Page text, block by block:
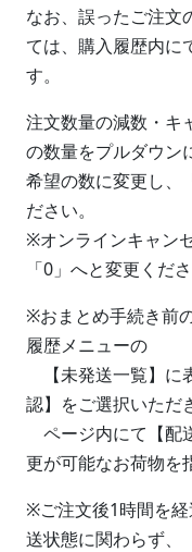
なお、誤ったご注文
ては、購入履歴内に
す。
注文数量の減数・キ
の数量をプルダウン
希望の数に変更し、
ださい。
※オンラインキャン
「0」へと変更くださ
※おまとめ手続き前
履歴メニューの
【未発送一覧】に
認】をご選択いただ
ページ内にて【配
更が可能なお荷物を
※ご注文後1時間を
送状態に関わらず、